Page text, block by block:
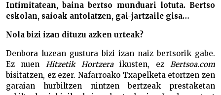
Intimitatean, baina bertso munduari lotuta. Bertso
eskolan, saioak antolatzen, gai-jartzaile gisa…
Nola bizi izan dituzu azken urteak?
Denbora luzean gustura bizi izan naiz bertsorik gabe.
Ez nuen Hitzetik Hortzeraikusten, ezBertsoa.com
bisitatzen, ez ezer. Nafarroako Txapelketa etortzen zen
garaian hurbiltzen nintzen bertzeak prestaketan